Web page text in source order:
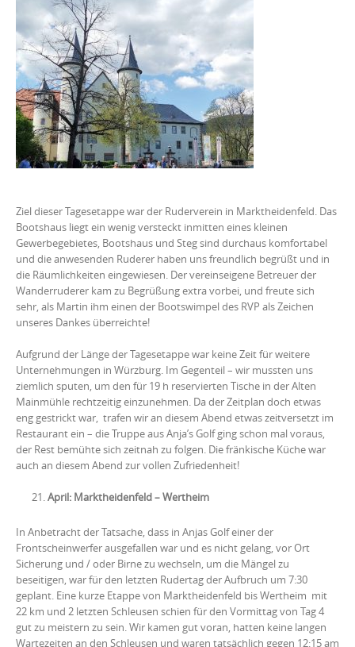
Ziel dieser Tagesetappe war der Ruderverein in Marktheidenfeld. Das
Bootshaus liegt ein wenig versteckt inmitten eines kleinen
Gewerbegebietes, Bootshaus und Steg sind durchaus komfortabel
und die anwesenden Ruderer haben uns freundlich begrüßt und in
die Räumlichkeiten eingewiesen. Der vereinseigene Betreuer der
Wanderruderer kam zu Begrüßung extra vorbei, und freute sich
sehr, als Martin ihm einen der Bootswimpel des RVP als Zeichen
unseres Dankes überreichte!
Aufgrund der Länge der Tagesetappe war keine Zeit für weitere
Unternehmungen in Würzburg. Im Gegenteil – wir mussten uns
ziemlich sputen, um den für 19 h reservierten Tische in der Alten
Mainmühle rechtzeitig einzunehmen. Da der Zeitplan doch etwas
eng gestrickt war, trafen wir an diesem Abend etwas zeitversetzt im
Restaurant ein – die Truppe aus Anja’s Golf ging schon mal voraus,
der Rest bemühte sich zeitnah zu folgen. Die fränkische Küche war
auch an diesem Abend zur vollen Zufriedenheit!
April: Marktheidenfeld – Wertheim
In Anbetracht der Tatsache, dass in Anjas Golf einer der
Frontscheinwerfer ausgefallen war und es nicht gelang, vor Ort
Sicherung und / oder Birne zu wechseln, um die Mängel zu
beseitigen, war für den letzten Rudertag der Aufbruch um 7:30
geplant. Eine kurze Etappe von Marktheidenfeld bis Wertheim mit
22 km und 2 letzten Schleusen schien für den Vormittag von Tag 4
gut zu meistern zu sein. Wir kamen gut voran, hatten keine langen
Wartezeiten an den Schleusen und waren tatsächlich gegen 12:15 am